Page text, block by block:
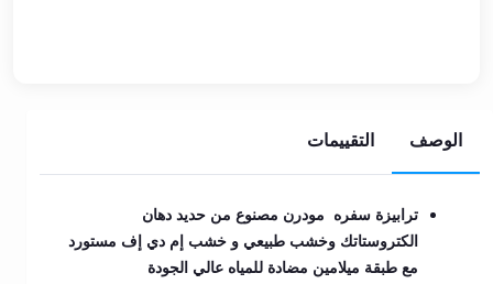
الوصف التقييمات
ترابيزة سفره مودرن مصنوع من حديد دهان
الكتروستاتك وخشب طبيعي و خشب إم دي إف مستورد
مع طبقة ميلامين مضادة للمياه عالي الجودة